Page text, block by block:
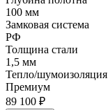
100 мм
Замковая система
РФ
Толщина стали
1,5 мм
Тепло/шумоизоляция
Премиум
89 100 ₽